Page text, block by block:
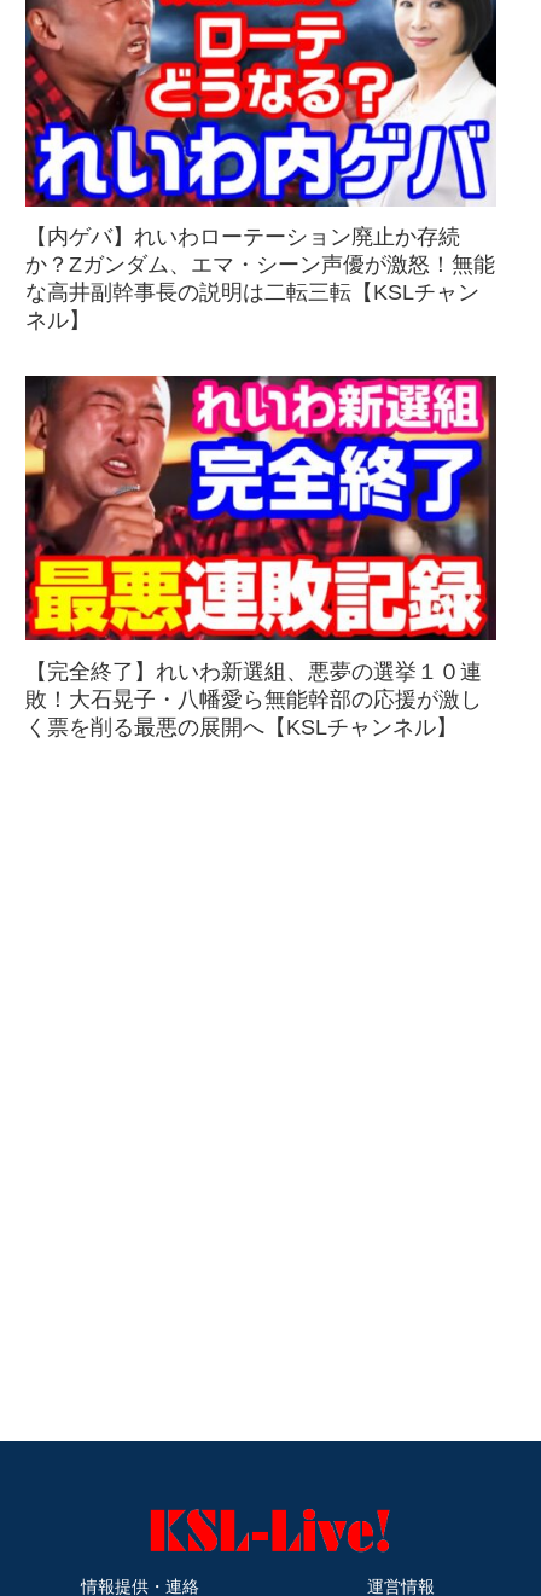
【内ゲバ】れいわローテーション廃止か存続
か？Zガンダム、エマ・シーン声優が激怒！無能
な高井副幹事長の説明は二転三転【KSLチャン
ネル】
【完全終了】れいわ新選組、悪夢の選挙１０連
敗！大石晃子・八幡愛ら無能幹部の応援が激し
く票を削る最悪の展開へ【KSLチャンネル】
情報提供・連絡 運営情報